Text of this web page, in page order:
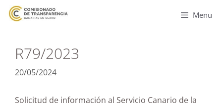
Menu
R79/2023
20/05/2024
Solicitud de información al Servicio Canario de la